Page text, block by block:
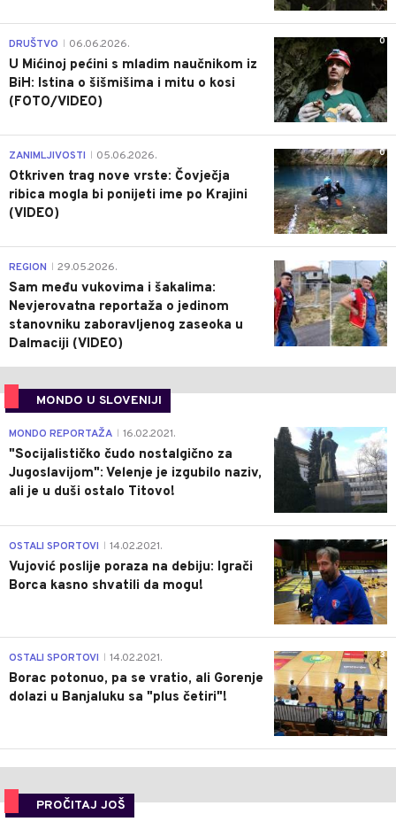
0
DRUŠTVO 06.06.2026.
U Mićinoj pećini s mladim naučnikom iz
BiH: Istina o šišmišima i mitu o kosi
(FOTO/VIDEO)
0
ZANIMLJIVOSTI 05.06.2026.
Otkriven trag nove vrste: Čovječja
ribica mogla bi ponijeti ime po Krajini
(VIDEO)
0
REGION 29.05.2026.
Sam među vukovima i šakalima:
Nevjerovatna reportaža o jedinom
stanovniku zaboravljenog zaseoka u
Dalmaciji (VIDEO)
MONDO U SLOVENIJI
4
MONDO REPORTAŽA 16.02.2021.
"Socijalističko čudo nostalgično za
Jugoslavijom": Velenje je izgubilo naziv,
ali je u duši ostalo Titovo!
1
OSTALI SPORTOVI 14.02.2021.
Vujović poslije poraza na debiju: Igrači
Borca kasno shvatili da mogu!
3
OSTALI SPORTOVI 14.02.2021.
Borac potonuo, pa se vratio, ali Gorenje
dolazi u Banjaluku sa "plus četiri"!
PROČITAJ JOŠ